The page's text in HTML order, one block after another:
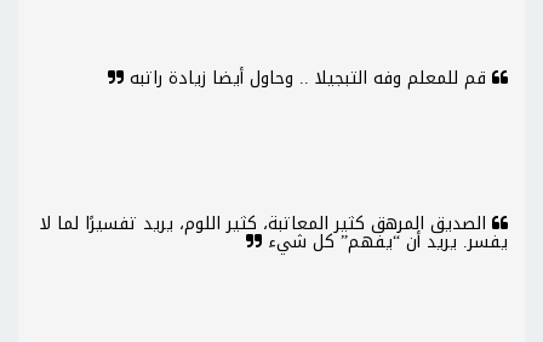
قم للمعلم وفه التبجيلا .. وحاول أيضا زيادة راتبه
الصديق المرهق كثير المعاتبة، كثير اللوم، يريد تفسيرًا لما لا
يفسر. يريد أن “يفهم” كل شيء